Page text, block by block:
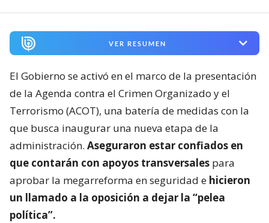
VER RESUMEN
El Gobierno se activó en el marco de la presentación
de la Agenda contra el Crimen Organizado y el
Terrorismo (ACOT), una batería de medidas con la
que busca inaugurar una nueva etapa de la
administración. Aseguraron estar confiados en
que contarán con apoyos transversales para
aprobar la megarreforma en seguridad e hicieron
un llamado a la oposición a dejar la “pelea
política”.